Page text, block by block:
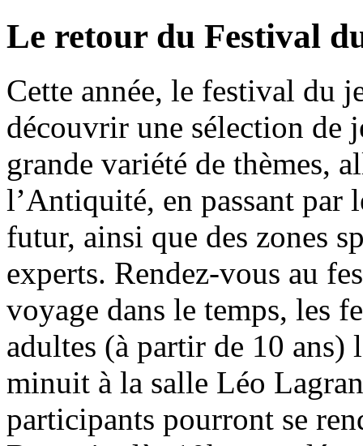
Le retour du Festival
Cette année, le festival du
découvrir une sélection de
grande variété de thèmes,
l’Antiquité, en passant par
futur, ainsi que des zones
experts. Rendez-vous au
voyage dans le temps, les
adultes (à partir de 10 ans)
minuit à la salle Léo
participants pourront se